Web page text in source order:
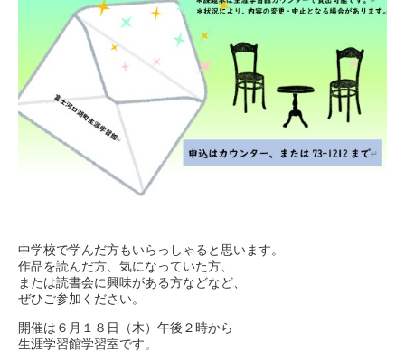
中学校で学んだ方もいらっしゃると思います。
作品を読んだ方、気になっていた方、
または読書会に興味がある方などなど、
ぜひご参加ください。
開催は６月１８日（木）午後２時から
生涯学習館学習室です。